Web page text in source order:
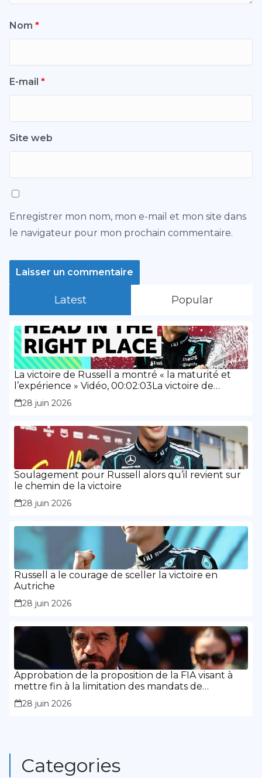
Nom *
E-mail *
Site web
Enregistrer mon nom, mon e-mail et mon site dans
le navigateur pour mon prochain commentaire.
Latest Popular
La victoire de Russell a montré « la maturité et
l’expérience » Vidéo, 00:02:03La victoire de
Russell a montré « la maturité et l’expérience »
28 juin 2026
Soulagement pour Russell alors qu’il revient sur
le chemin de la victoire
28 juin 2026
Russell a le courage de sceller la victoire en
Autriche
28 juin 2026
Approbation de la proposition de la FIA visant à
mettre fin à la limitation des mandats de
présidence
28 juin 2026
Categories